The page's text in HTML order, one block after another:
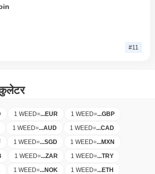
#11
1 WEED=...EUR 1 WEED=...GBP
1 WEED=...AUD 1 WEED=...CAD
1 WEED=...SGD 1 WEED=...MXN
1 WEED=...ZAR 1 WEED=...TRY
1 WEED=...NOK 1 WEED=...ETH